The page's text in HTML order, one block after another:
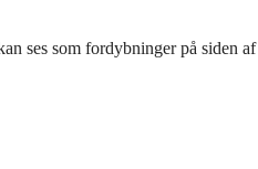
ses som fordybninger på siden af